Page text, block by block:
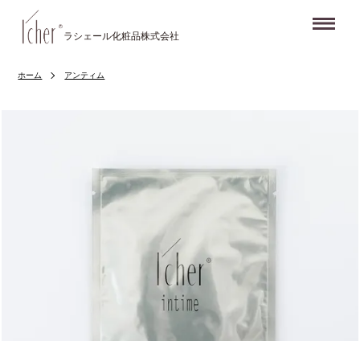
ラシェール化粧品株式会社
ホーム アンティム